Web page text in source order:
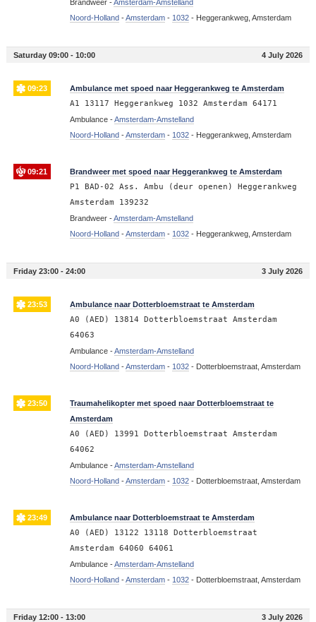
Brandweer -Amsterdam-Amstelland
Noord-Holland-Amsterdam- 1032- Heggerankweg, Amsterdam
Saturday 09:00 - 10:00 4 July 2026
09:23 Ambulance met spoed naar Heggerankweg te Amsterdam
A1 13117 Heggerankweg 1032 Amsterdam 64171
Ambulance -Amsterdam-Amstelland
Noord-Holland-Amsterdam- 1032- Heggerankweg, Amsterdam
09:21 Brandweer met spoed naar Heggerankweg te Amsterdam
P1 BAD-02 Ass. Ambu (deur openen) Heggerankweg
Amsterdam 139232
Brandweer -Amsterdam-Amstelland
Noord-Holland-Amsterdam- 1032- Heggerankweg, Amsterdam
Friday 23:00 - 24:00 3 July 2026
23:53 Ambulance naar Dotterbloemstraat te Amsterdam
A0 (AED) 13814 Dotterbloemstraat Amsterdam
64063
Ambulance -Amsterdam-Amstelland
Noord-Holland-Amsterdam- 1032- Dotterbloemstraat, Amsterdam
23:50
Traumahelikopter met spoed naar Dotterbloemstraat te
Amsterdam
A0 (AED) 13991 Dotterbloemstraat Amsterdam
64062
Ambulance -Amsterdam-Amstelland
Noord-Holland-Amsterdam- 1032- Dotterbloemstraat, Amsterdam
23:49 Ambulance naar Dotterbloemstraat te Amsterdam
A0 (AED) 13122 13118 Dotterbloemstraat
Amsterdam 64060 64061
Ambulance -Amsterdam-Amstelland
Noord-Holland-Amsterdam- 1032- Dotterbloemstraat, Amsterdam
Friday 12:00 - 13:00 3 July 2026